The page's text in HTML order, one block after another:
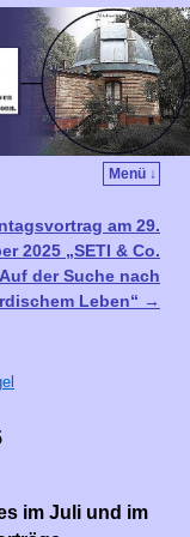
Menü ↓
am 29.
2025 „SETI & Co.
der Suche nach
Leben“ →
im Juli und im